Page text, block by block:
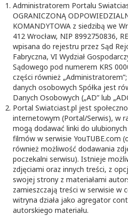
Administratorem Portalu
OGRANICZONĄ
KOMANDYTOWA z siedzibą we
412 Wrocław, NIP 8992750836,
wpisana do rejestru przez Sąd
Fabryczna, VI Wydział
Sądowego pod numerem KRS
części również
danych osobowych Spółka jest
Danych Osobowych („AD” lub
Portal Swiatciast.pl jest
internetowym (Portal/Serwis), w
mogą dodawać linki do
filmów w serwisie YouTUBE.com
również możliwość dodawania
poczekalni serwisu). Istnieje
zdjęciami oraz innych treści, z
swojej strony z materiałami
zamieszczają treści w serwisie w
witryna działa jako agregator
autorskiego materiału.